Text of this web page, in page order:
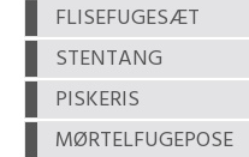
FLISEFUGESÆT
STENTANG
PISKERIS
MØRTELFUGEPOSE